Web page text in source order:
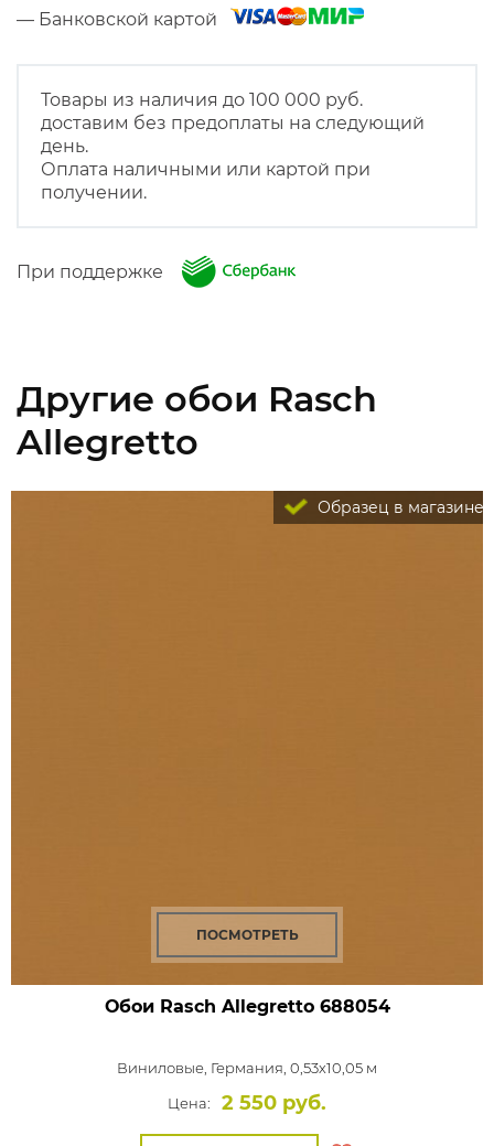
— Банковской картой
Товары из наличия до 100 000 руб.
доставим без предоплаты на следующий
день.
Оплата наличными или картой при
получении.
При поддержке
Другие обои Rasch
Allegretto
Образец в магазине
ПОСМОТРЕТЬ
Обои Rasch Allegretto688054
Виниловые, Германия, 0,53x10,05 м
Цена:
2 550 руб.